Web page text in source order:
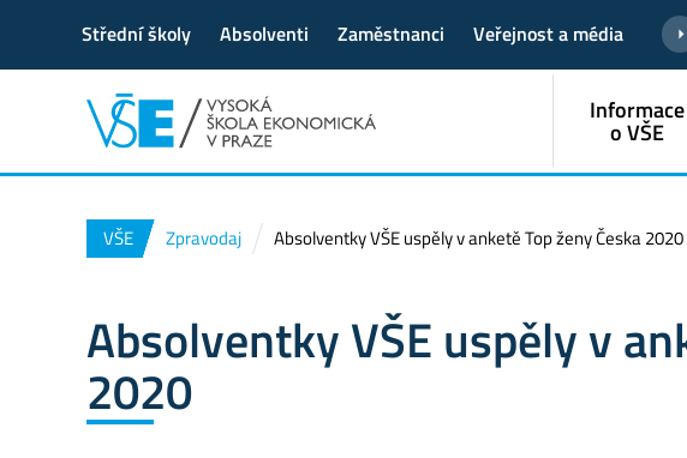
Střední školy Absolventi Zaměstnanci Veřejnost a média
Informace
o VŠE
VŠE Zpravodaj Absolventky VŠE uspěly v anketě Top ženy Česka 2020
Absolventky VŠE uspěly v
2020